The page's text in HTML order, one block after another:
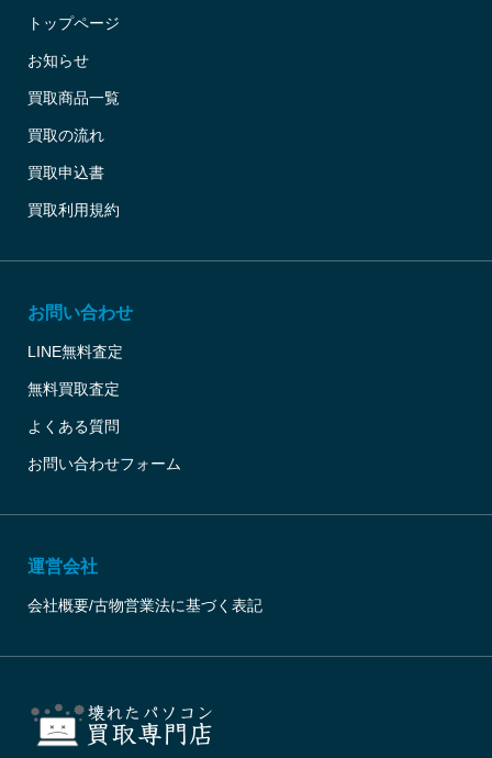
トップページ
お知らせ
買取商品一覧
買取の流れ
買取申込書
買取利用規約
お問い合わせ
LINE無料査定
無料買取査定
よくある質問
お問い合わせフォーム
運営会社
会社概要/古物営業法に基づく表記